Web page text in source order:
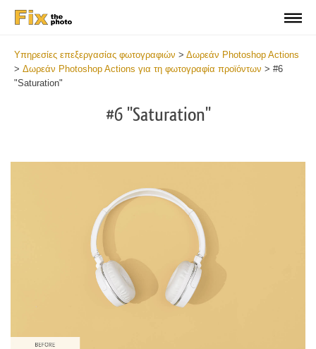
Υπηρεσίες επεξεργασίας φωτογραφιών > Δωρεάν Photoshop Actions
> Δωρεάν Photoshop Actions για τη φωτογραφία προϊόντων > #6
"Saturation"
#6 "Saturation"